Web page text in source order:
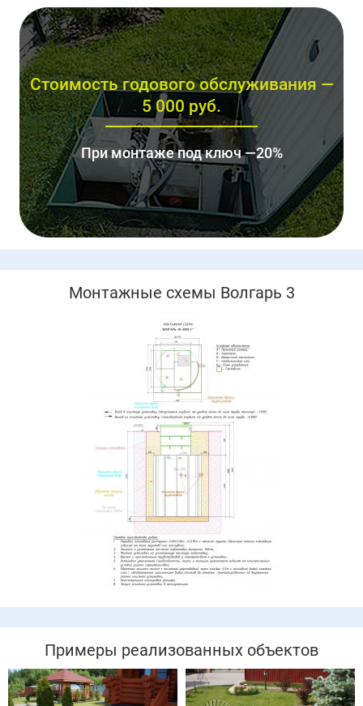
Стоимость годового обслуживания —
5 000 руб.
При монтаже под ключ —20%
Монтажные схемы Волгарь 3
Примеры реализованных объектов